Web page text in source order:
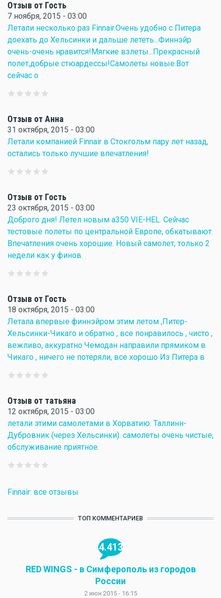
Отзыв от Гость
7 ноября, 2015 - 03:00
Летали несколько раз Finnair.Очень удобно с Питера
доехать до Хельсинки и дальше лететь...Финнэйр
очень-очень нравится!Мягкие взлеты...Прекрасный
полет,добрые стюардессы!Самолеты новые.Вот
сейчас о
Отзыв от Анна
31 октября, 2015 - 03:00
Летали компанией Finnair в Стокгольм пару лет назад,
остались только лучшие впечатления!
Отзыв от Гость
23 октября, 2015 - 03:00
Доброго дня! Летел новым а350 VIE-HEL. Сейчас
тестовые полеты по центральной Европе, обкатывают.
Впечатления очень хорошие. Новый самолет, только 2
недели как у финов.
Отзыв от Гость
18 октября, 2015 - 03:00
Летала впервые финнэйром этим летом ,Питер-
Хельсинки-Чикаго и обратно , все понравилось , чисто ,
вежливо, аккуратно Чемодан направили прямиком в
Чикаго , ничего не потеряли, все хорошо Из Питера в
Отзыв от татьяна
12 октября, 2015 - 03:00
летали этими самолетами в Хорватию: Таллинн-
Дубровник (через Хельсинки). самолеты очень чистые,
обслуживание приятное.
Finnair: все отзывы
ТОП КОММЕНТАРИЕВ
4.413
RED WINGS - в Симферополь из городов
России
2 июн 2015 - 16:15